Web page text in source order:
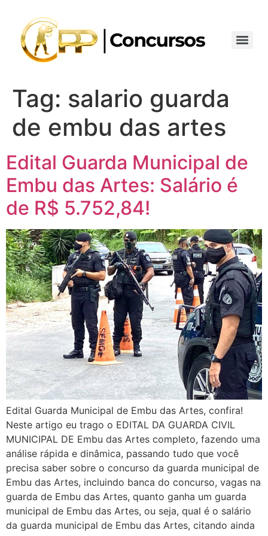
Tag: salario guarda
de embu das artes
Edital Guarda Municipal de
Embu das Artes: Salário é
de R$ 5.752,84!
Edital Guarda Municipal de Embu das Artes, confira!
Neste artigo eu trago o EDITAL DA GUARDA CIVIL
MUNICIPAL DE Embu das Artes completo, fazendo uma
análise rápida e dinâmica, passando tudo que você
precisa saber sobre o concurso da guarda municipal de
Embu das Artes, incluindo banca do concurso, vagas na
guarda de Embu das Artes, quanto ganha um guarda
municipal de Embu das Artes, ou seja, qual é o salário
da guarda municipal de Embu das Artes, citando ainda